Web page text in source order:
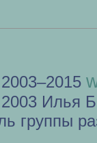
Илья
группы